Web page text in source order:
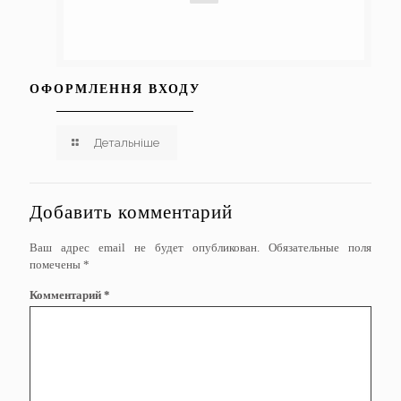
ОФОРМЛЕННЯ ВХОДУ
Детальніше
Добавить комментарий
Ваш адрес email не будет опубликован.
Обязательные поля
помечены *
Комментарий *